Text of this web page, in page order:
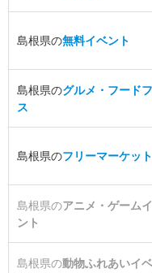
島根県の無料イベント
島根県のグルメ・フード
ス
島根県のフリーマーケット
島根県のアニメ・ゲーム
ント
島根県の動物ふれあいイ